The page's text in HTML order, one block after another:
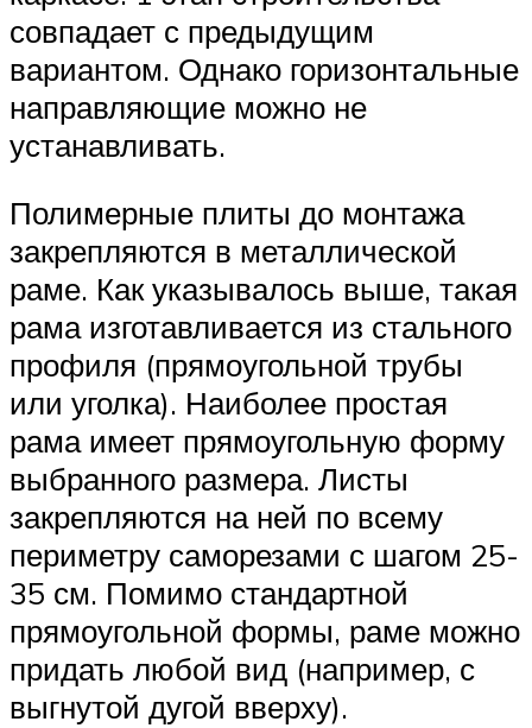
совпадает с предыдущим
вариантом. Однако горизонтальные
направляющие можно не
устанавливать.
Полимерные плиты до монтажа
закрепляются в металлической
раме. Как указывалось выше, такая
рама изготавливается из стального
профиля (прямоугольной трубы
или уголка). Наиболее простая
рама имеет прямоугольную форму
выбранного размера. Листы
закрепляются на ней по всему
периметру саморезами с шагом 25-
35 см. Помимо стандартной
прямоугольной формы, раме можно
придать любой вид (например, с
выгнутой дугой вверху).